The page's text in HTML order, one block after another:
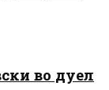
во дуел